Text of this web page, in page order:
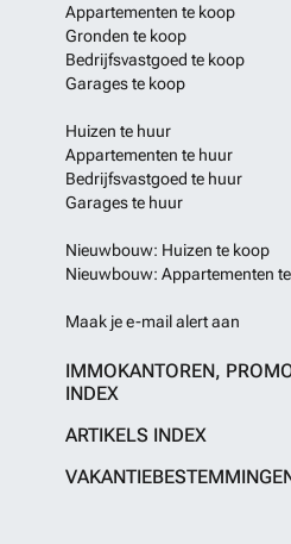
Appartementen te koop
Gronden te koop
Bedrijfsvastgoed te koop
Garages te koop
Huizen te huur
Appartementen te huur
Bedrijfsvastgoed te huur
Garages te huur
Nieuwbouw: Huizen te koop
Nieuwbouw: Appartementen
Maak je e-mail alert aan
IMMOKANTOREN,
INDEX
ARTIKELS INDEX